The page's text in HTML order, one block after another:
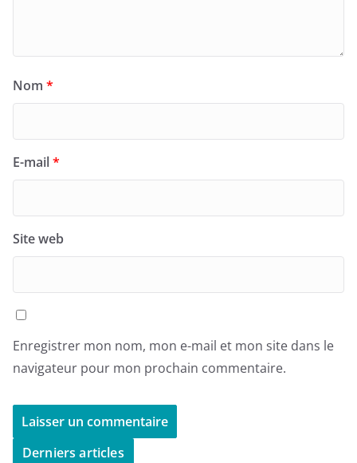
Nom *
E-mail*
Site web
Enregistrer mon nom, mon e-mail et mon site dans le
navigateur pour mon prochain commentaire.
Derniers articles